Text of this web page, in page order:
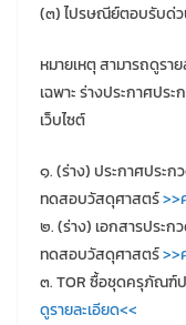
(๓) ไปรษณีย์ตอบรับด่
หมายเหตุ สามารถดูรา
เฉพาะ ร่างประกาศปร
เว็บไซต์
๑. (ร่าง) ประกาศประ
ทดสอบวัสดุศาสตร์>>
๒. (ร่าง) เอกสารประ
ทดสอบวัสดุศาสตร์>>
๓. TOR ซื้อชุดครุภัณฑ์
ดูรายละเอียด<<